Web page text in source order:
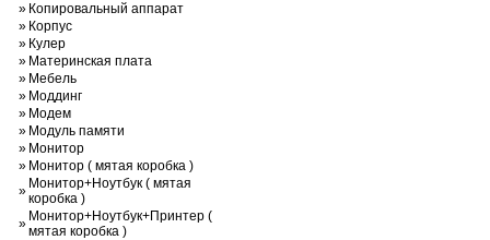
» Копировальный аппарат
» Корпус
» Кулер
» Материнская плата
» Мебель
» Моддинг
» Модем
» Модуль памяти
» Монитор
» Монитор ( мятая коробка )
» Монитор+Ноутбук ( мятая
коробка )
» Монитор+Ноутбук+Принтер (
мятая коробка )